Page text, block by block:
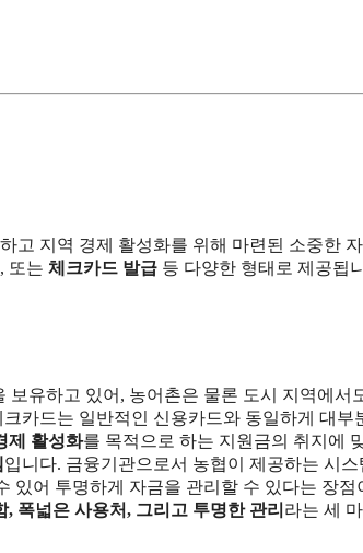
고 지역 경제 활성화를 위해 마련된 소중한
또는 체크카드 발급 등 다양한 형태로 제공됩
유하고 있어, 농어촌은 물론 도시 지역에서
카드는 일반적인 신용카드와 동일하게 대부
제 활성화를 목적으로 하는 지원금의 취지에
입니다. 금융기관으로서 농협이 제공하는 시스
있어 투명하게 자금을 관리할 수 있다는 장점
, 폭넓은 사용처, 그리고 투명한 관리 라는 세